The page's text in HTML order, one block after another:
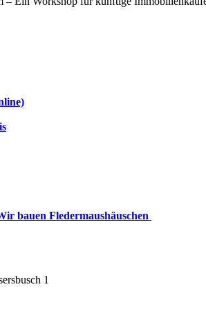
bauen Fledermaushäuschen
1